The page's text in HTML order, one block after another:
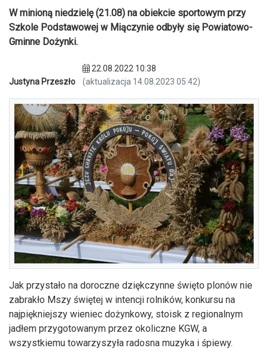
W minioną niedzielę (21.08) na obiekcie sportowym przy
Szkole Podstawowej w Miączynie odbyły się Powiatowo-
Gminne Dożynki.
Justyna Przeszło
22.08.2022 10:38
(aktualizacja 14.08.2023 05:42)
Jak przystało na doroczne dziękczynne święto plonów nie
zabrakło Mszy świętej w intencji rolników, konkursu na
najpiękniejszy wieniec dożynkowy, stoisk z regionalnym
jadłem przygotowanym przez okoliczne KGW, a
wszystkiemu towarzyszyła radosna muzyka i śpiewy.